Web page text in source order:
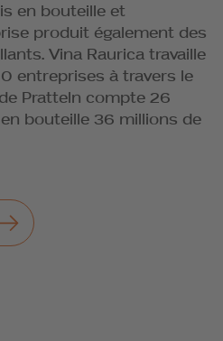
en bouteille et
produit également des
Vina Raurica travaille
entreprises à travers le
Pratteln compte 26
bouteille 36 millions de